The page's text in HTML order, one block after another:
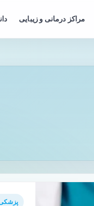
مراکز درمانی و زیبایی